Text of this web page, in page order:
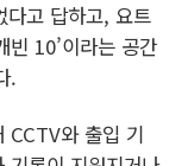
다고 답하고, 요트
빈 10’이라는 공간
.
CCTV와 출입 기